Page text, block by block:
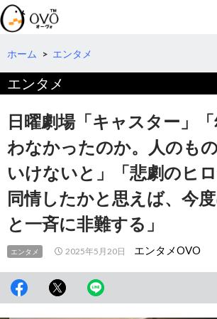
検
索
コ
テ
へ
ホーム > エンタメ
エンタメ
日曜劇場「キャスター」
わなかったのか。人のも
いけないと」「悲劇のヒ
同情したかと思えば、今
と一斉に非難する」
エンタメ 2025年5月20日 エンタメOVO